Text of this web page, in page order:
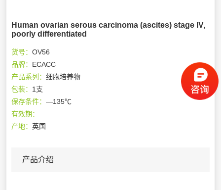
Human ovarian serous carcinoma (ascites) stage IV,
poorly differentiated
货号：OV56
品牌： ECACC
产品系列：细胞培养物
包装： 1支
保存条件：—135℃
有效期：
产地：英国
产品介绍